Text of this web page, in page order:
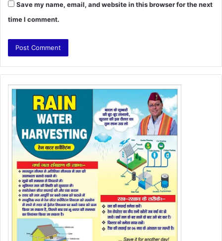
Save my name, email, and website in this browser for the next
time I comment.